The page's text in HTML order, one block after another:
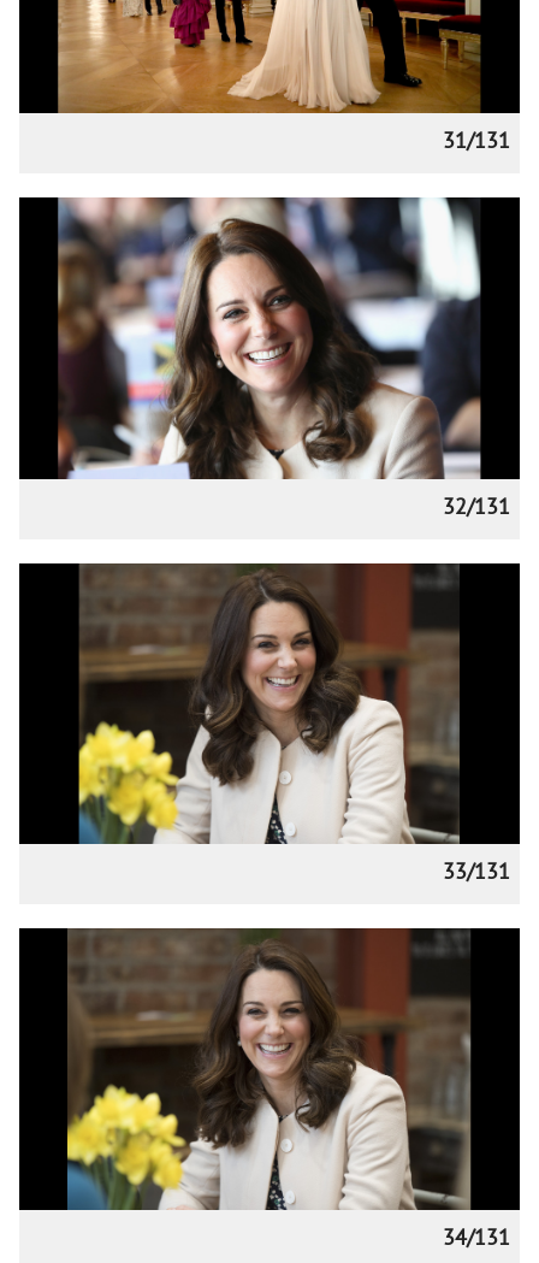
31/131
32/131
33/131
34/131